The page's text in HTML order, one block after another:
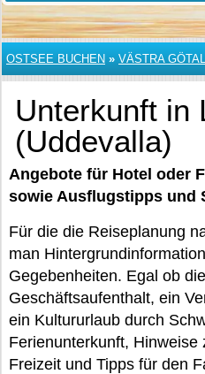
OSTSEE BUCHEN » VÄSTRA
Unterkunft in
(Uddevalla)
Angebote für Hotel oder
sowie Ausflugstipps und
Für die die Reiseplanung
man
Gegebenheiten. Egal ob
Geschäftsaufenthalt, ein
ein Kultururlaub durch
Ferienunterkunft, Hinweise
Freizeit und Tipps für den